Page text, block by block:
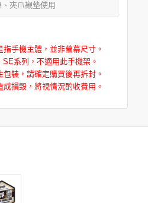
夾爪襯墊使用
手機主體，並非螢幕尺寸。
系列，不適用此手機架。
裝，請確定購買後再拆封。
損毀，將視情況酌收費用。